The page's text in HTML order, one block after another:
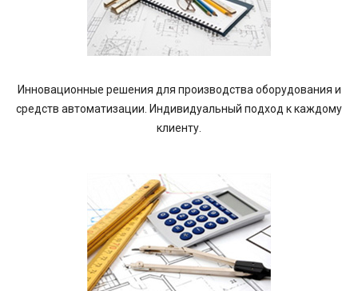
Инновационные решения для производства оборудования и
средств автоматизации. Индивидуальный подход к каждому
клиенту.